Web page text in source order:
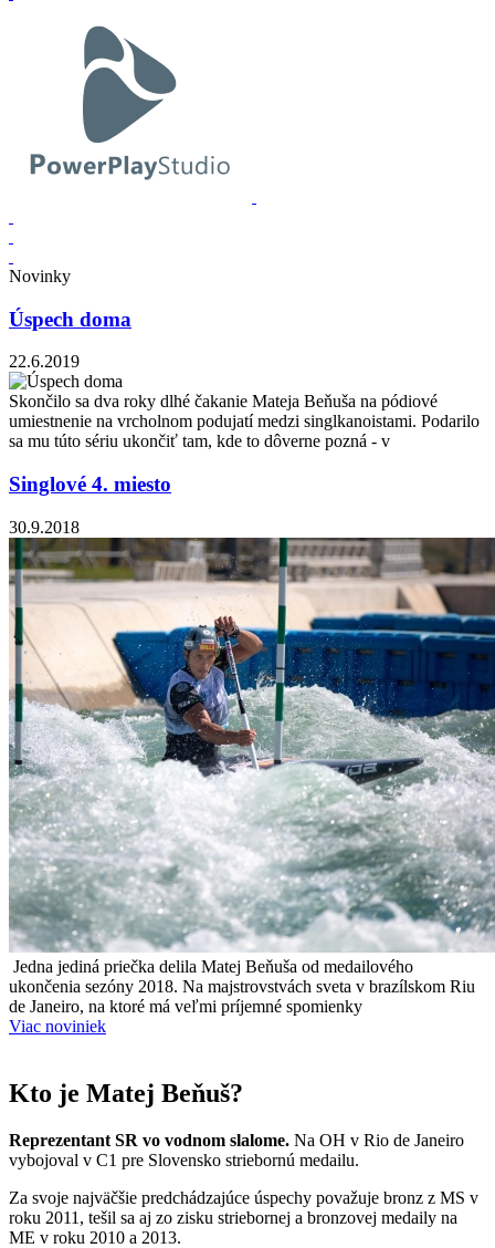
Novinky
Úspech doma
22.6.2019
Skončilo sa dva roky dlhé čakanie Mateja Beňuša na pódiové
umiestnenie na vrcholnom podujatí medzi singlkanoistami. Podarilo
sa mu túto sériu ukončiť tam, kde to dôverne pozná - v
Singlové 4. miesto
30.9.2018
Jedna jediná priečka delila Matej Beňuša od medailového
ukončenia sezóny 2018. Na majstrovstvách sveta v brazílskom Riu
de Janeiro, na ktoré má veľmi príjemné spomienky
Viac noviniek
Kto je Matej Beňuš?
Reprezentant SR vo vodnom slalome. Na OH v Rio de Janeiro
vybojoval v C1 pre Slovensko striebornú medailu.
Za svoje najväčšie predchádzajúce úspechy považuje bronz z MS v
roku 2011, tešil sa aj zo zisku striebornej a bronzovej medaily na
ME v roku 2010 a 2013.